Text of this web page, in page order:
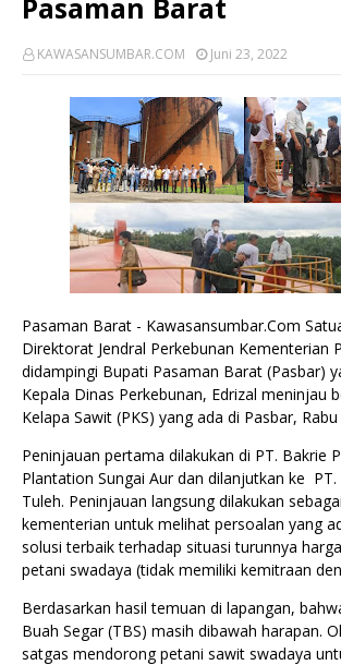
Pasaman Barat
KAWASANSUMBAR.COM Juni 23, 2022
Pasaman Barat - Kawasansumbar.Com
Direktorat Jendral Perkebunan Kementerian
didampingi Bupati Pasaman Barat (Pasbar)
Kepala Dinas Perkebunan, Edrizal meninjau
Kelapa Sawit (PKS) yang ada di Pasbar,
Peninjauan pertama dilakukan di PT. Bakrie
Plantation Sungai Aur dan dilanjutkan ke PT.
Tuleh. Peninjauan langsung dilakukan
kementerian untuk melihat persoalan yang
solusi terbaik terhadap situasi turunnya
petani swadaya (tidak memiliki kemitraan
Berdasarkan hasil temuan di lapangan,
Buah Segar (TBS) masih dibawah harapan.
satgas mendorong petani sawit swadaya